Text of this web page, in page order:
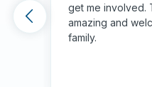
get me involved.
amazing and
family.